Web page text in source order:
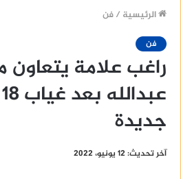
الرئيسية /فن
فن
راغب علامة يتعاون
جديدة
آخر تحديث: 12 يونيو، 2022